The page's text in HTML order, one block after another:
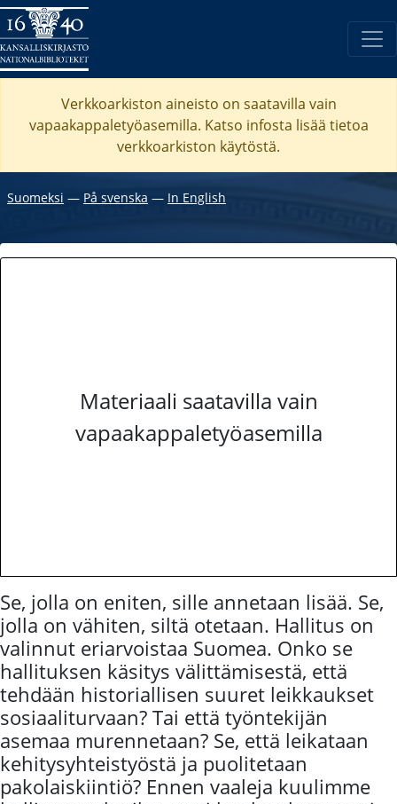
Verkkoarkiston aineisto on saatavilla vain
vapaakappaletyöasemilla. Katso infosta lisää tietoa
verkkoarkiston käytöstä.
Suomeksi ― På svenska ― In English
Materiaali saatavilla vain
vapaakappaletyöasemilla
Se, jolla on eniten, sille annetaan lisää. Se,
jolla on vähiten, siltä otetaan. Hallitus on
valinnut eriarvoistaa Suomea. Onko se
hallituksen käsitys välittämisestä, että
tehdään historiallisen suuret leikkaukset
sosiaaliturvaan? Tai että työntekijän
asemaa murennetaan? Se, että leikataan
kehitysyhteistyöstä ja puolitetaan
pakolaiskiintiö? Ennen vaaleja kuulimme